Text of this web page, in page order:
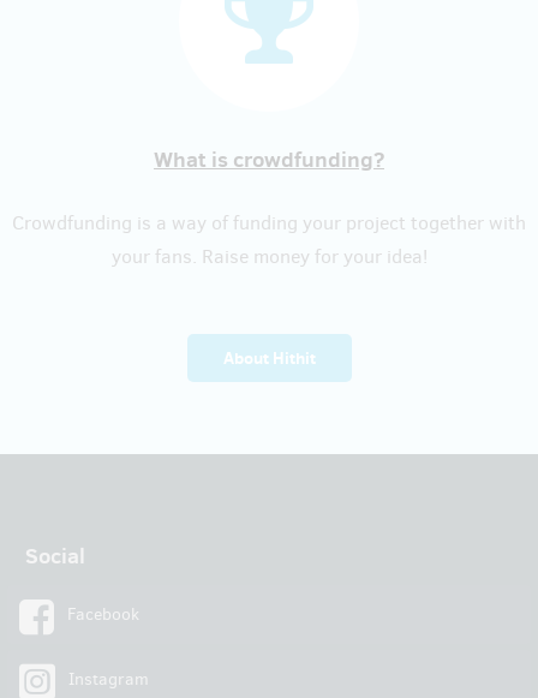
What is crowdfunding?
Crowdfunding is a way of funding your project together with
your fans. Raise money for your idea!
About Hithit
Social
Facebook
Instagram